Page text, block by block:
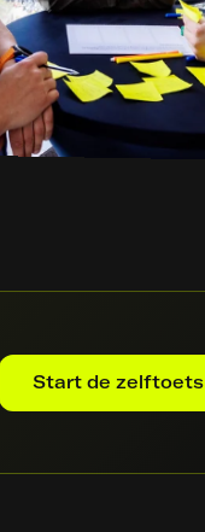
Start de zelftoets